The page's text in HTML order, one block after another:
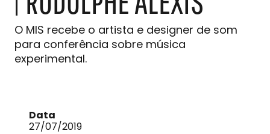
O MIS recebe o artista e designer de som
para conferência sobre música
experimental.
Data
27/07/2019